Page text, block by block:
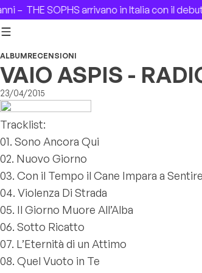
Skip to content
– THE SOPHS arrivano in Italia con il debut
ALBUMRECENSIONI
VAIO ASPIS -
23/04/2015
Tracklist:
01. Sono Ancora Qui
02. Nuovo Giorno
03. Con il Tempo il Cane Impara a
04. Violenza Di Strada
05. Il Giorno Muore All’Alba
06. Sotto Ricatto
07. L’Eternità di un Attimo
08. Quel Vuoto in Te